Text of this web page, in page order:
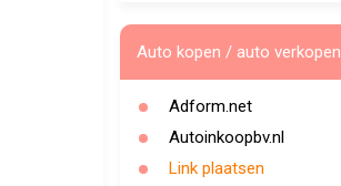
Auto kopen / auto verkopen
Adform.net
Autoinkoopbv.nl
Link plaatsen